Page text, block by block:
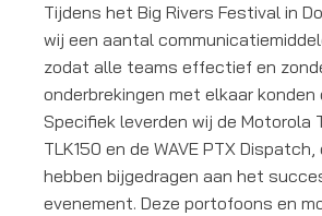
Tijdens het Big Rivers Festival in
wij een aantal
zodat alle teams effectief en
onderbrekingen met elkaar konden
Specifiek leverden wij de Motorola
TLK150 en de WAVE PTX
hebben bijgedragen aan het
evenement. Deze portofoons en